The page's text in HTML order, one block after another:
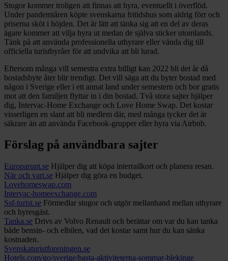
Stugor kommer troligen att finnas att hyra, eventuellt i överflöd.
Under pandemiåren köpte svenskarna fritidshus som aldrig förr och
priserna sköt i höjden. Det är lätt att tänka sig att en del av deras
ägare kommer att vilja hyra ut medan de själva sticker utomlands.
Tänk på att använda professionella uthyrare eller vända dig till
officiella turistbyråer för att undvika att bli lurad.
Eftersom många vill semestra extra billigt kan 2022 bli det år då
bostadsbyte åter blir trendigt. Det vill säga att du byter bostad med
någon i Sverige eller i ett annat land under semestern och bor gratis
mot att den familjen flyttar in i din bostad. Två stora sajter hjälper
dig, Intervac-Home Exchange och Love Home Swap. Det kostar
visserligen en slant att bli medlem där, med många tycker det är
säkrare än att använda Facebook-grupper eller hyra via Airbnb.
Förslag på användbara sajter
Europarunt.se Hjälper dig att köpa interrailkort och planera resan.
När och vart.se Hjälper dig göra en budget.
Lovehomeswap.com
Intervac-homeexchange.com
Ssf-turist.se Förmedlar stugor och utgör mellanhand mellan uthyrare
och hyresgäst.
Tanka.se Drivs av Volvo Renault och berättar om var du kan tanka
både bensin- och elbilen, vad det kostar samt hur du kan sänka
kostnaden.
Svenskaturistforeningen.se
Hotels.com/go/sverige/basta-aktiviteterna-sommar-blekinge